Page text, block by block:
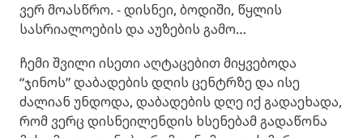
ვერ მოასწრო. - დისნეი, ბოდიში, წყლის
სასრიალოების და აუზების გამო…
ჩემი შვილი ისეთი აღტაცებით მიყვებოდა
“ჯინოს” დაბადების დღის ცენტრზე და ისე
ძალიან უნდოდა, დაბადების დღე იქ გადაეხადა,
რომ ვერც დისნეილენდის ხსენებამ გადაწონა